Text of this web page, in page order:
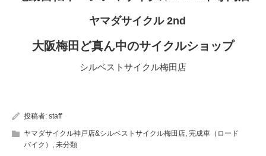
ヤマダサイクル 2nd
大阪梅田ど真ん中のサイクルショップ
シルベストサイクル梅田店
投稿者: staff
ヤマダサイクル神戸店&シルベストサイクル梅田店, 完成車（ロード
バイク） , 未分類